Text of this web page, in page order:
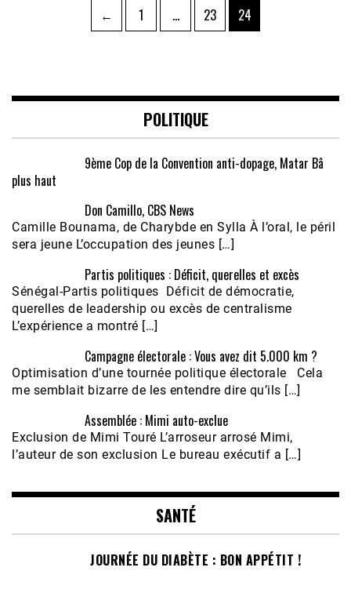
← Page
1 … Page
23 Page
24
POLITIQUE
9ème Cop de la Convention anti-dopage, Matar Bâ
plus haut
Don Camillo, CBS News
Camille Bounama, de Charybde en Sylla À l’oral, le péril
sera jeune L’occupation des jeunes […]
Partis politiques : Déficit, querelles et excès
Sénégal-Partis politiques Déficit de démocratie,
querelles de leadership ou excès de centralisme
L’expérience a montré […]
Campagne électorale : Vous avez dit 5.000 km ?
Optimisation d’une tournée politique électorale Cela
me semblait bizarre de les entendre dire qu’ils […]
Assemblée : Mimi auto-exclue
Exclusion de Mimi Touré L’arroseur arrosé Mimi,
l’auteur de son exclusion Le bureau exécutif a […]
SANTÉ
JOURNÉE DU DIABÈTE : BON APPÉTIT !